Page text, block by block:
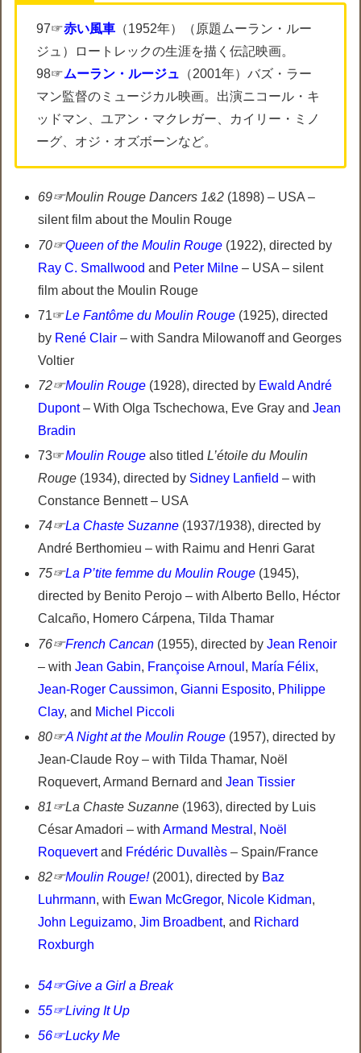
97☞赤い風車 （1952年）（原題ムーラン・ルー
ジュ）ロートレックの生涯を描く伝記映画。
98☞ムーラン・ルージュ （2001年）バズ・ラー
マン監督のミュージカル映画。出演ニコール・キ
ッドマン、ユアン・マクレガー、カイリー・ミノ
ーグ、オジ・オズボーンなど。
69☞Moulin Rouge Dancers 1&2 (1898) – USA –
silent film about the Moulin Rouge
70☞Queen of the Moulin Rouge (1922), directed by
Ray C. Smallwood and Peter Milne – USA – silent
film about the Moulin Rouge
71☞Le Fantôme du Moulin Rouge (1925), directed
by René Clair – with Sandra Milowanoff and Georges
Voltier
72☞Moulin Rouge (1928), directed by Ewald André
Dupont– With Olga Tschechowa, Eve Gray andJean
Bradin
73☞Moulin Rouge also titledL’étoile du Moulin
Rouge (1934), directed by Sidney Lanfield – with
Constance Bennett – USA
74☞La Chaste Suzanne (1937/1938), directed by
André Berthomieu – with Raimu and Henri Garat
75☞La P’tite femme du Moulin Rouge (1945),
directed by Benito Perojo – with Alberto Bello, Héctor
Calcaño, Homero Cárpena, Tilda Thamar
76☞French Cancan (1955), directed byJean Renoir
– withJean Gabin, Françoise Arnoul , María Félix,
Jean-Roger Caussimon,Gianni Esposito, Philippe
Clay, and Michel Piccoli
80☞A Night at the Moulin Rouge (1957), directed by
Jean-Claude Roy – with Tilda Thamar, Noël
Roquevert, Armand Bernard andJean Tissier
81☞La Chaste Suzanne (1963), directed by Luis
César Amadori – withArmand Mestral , Noël
Roquevertand Frédéric Duvallès – Spain/France
82☞Moulin Rouge!(2001), directed by Baz
Luhrmann, with Ewan McGregor, Nicole Kidman,
John Leguizamo,Jim Broadbent, and Richard
Roxburgh
54☞Give a Girl a Break
55☞Living It Up
56☞Lucky Me